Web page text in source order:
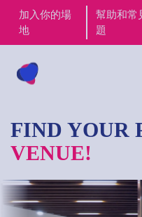
加入你的場
地
幫助和常
題
FIND YOUR
VENUE!